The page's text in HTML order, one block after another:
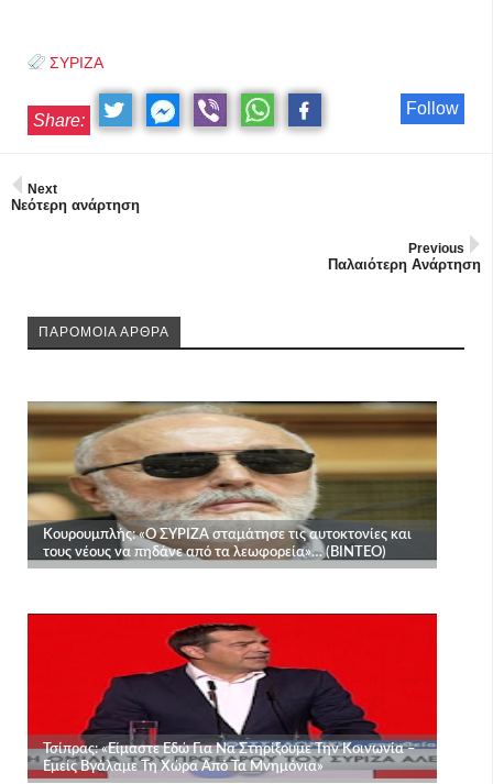
ΣΥΡΙΖΑ
Follow
Share:
Next
Νεότερη ανάρτηση
Previous
Παλαιότερη Ανάρτηση
ΠΑΡΟΜΟΙΑ ΑΡΘΡΑ